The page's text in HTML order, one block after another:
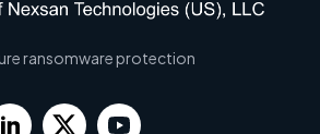
ransomware protection